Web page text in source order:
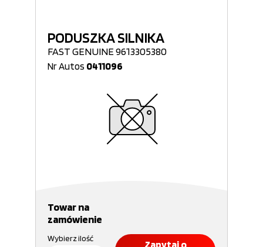
PODUSZKA SILNIKA
FAST GENUINE 9613305380
Nr Autos 0411096
Towar na
zamówienie
Wybierz ilość
Zapytaj o